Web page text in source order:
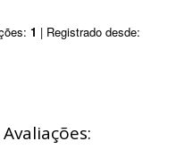
1 | Registrado desde: